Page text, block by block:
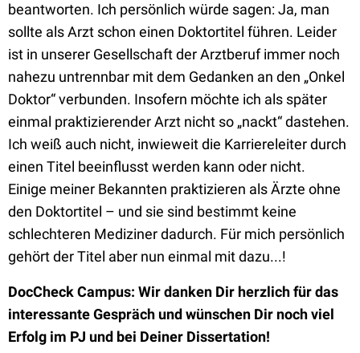
beantworten. Ich persönlich würde sagen: Ja, man
sollte als Arzt schon einen Doktortitel führen. Leider
ist in unserer Gesellschaft der Arztberuf immer noch
nahezu untrennbar mit dem Gedanken an den „Onkel
Doktor“ verbunden. Insofern möchte ich als später
einmal praktizierender Arzt nicht so „nackt“ dastehen.
Ich weiß auch nicht, inwieweit die Karriereleiter durch
einen Titel beeinflusst werden kann oder nicht.
Einige meiner Bekannten praktizieren als Ärzte ohne
den Doktortitel – und sie sind bestimmt keine
schlechteren Mediziner dadurch. Für mich persönlich
gehört der Titel aber nun einmal mit dazu...!
DocCheck Campus: Wir danken Dir herzlich für das
interessante Gespräch und wünschen Dir noch viel
Erfolg im PJ und bei Deiner Dissertation!